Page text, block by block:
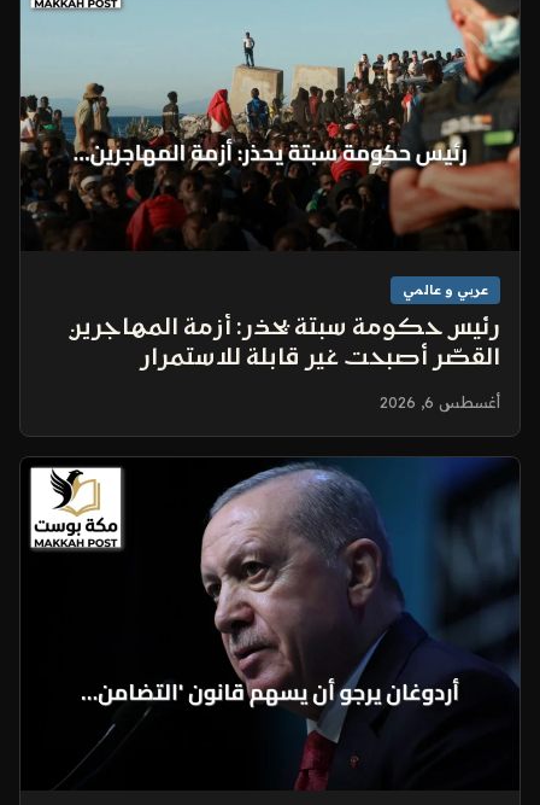
عربي و عالمي
رئيس حكومة سبتة يحذر: أزمة المهاجرين
القصّر أصبحت غير قابلة للاستمرار
أغسطس 6, 2026